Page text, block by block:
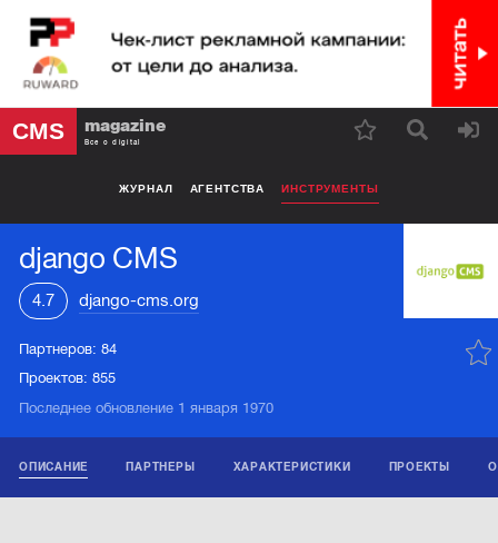
CMS magazine
Все о digital
ЖУРНАЛ АГЕНТСТВА ИНСТРУМЕНТЫ
django CMS
4.7 django-cms.org
Партнеров:84
Проектов:855
Последнее обновление 1 января 1970
ОПИСАНИЕ ПАРТНЕРЫ ХАРАКТЕРИСТИКИ ПРОЕКТЫ